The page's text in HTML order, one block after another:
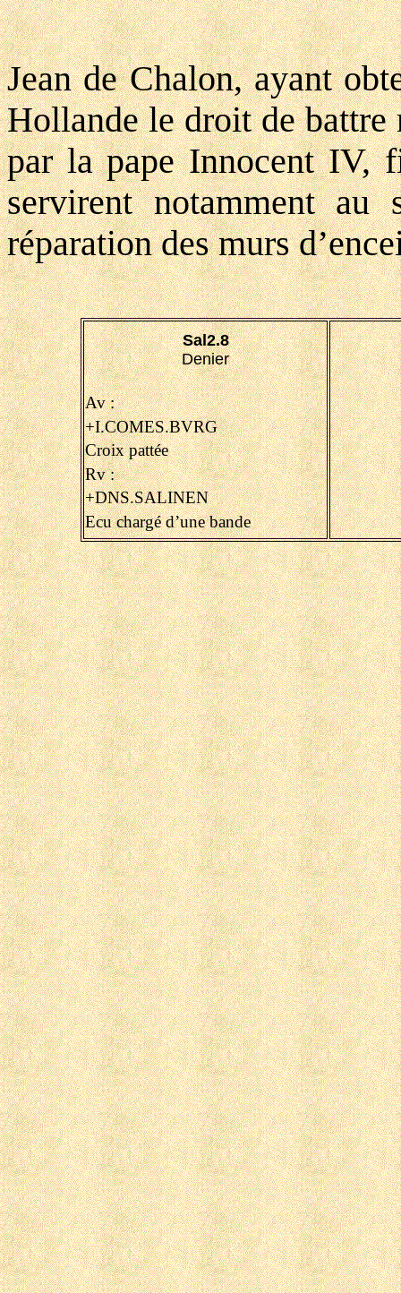
Jean de Chalon, ayant
Hollande le droit de
par la pape Innocent IV,
servirent notamment
réparation des murs
Sal2.8
Denier
Av :
+I.COMES.BVRG
Croix pattée
Rv :
+DNS.SALINEN
Ecu chargé d’une bande